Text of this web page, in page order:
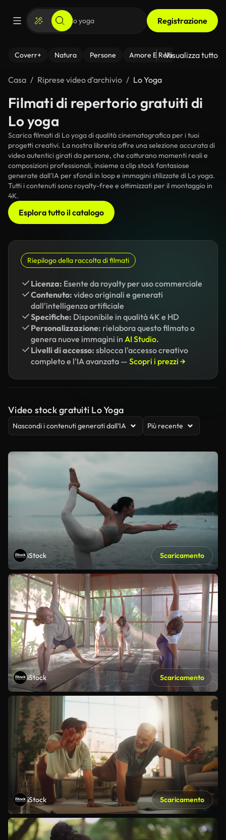
Registrazione
Coverr+ Natura Persone Amore E Relazioni Il
Visualizza tutto
Casa Riprese video d’archivio Lo Yoga
Filmati di repertorio gratuiti di
Lo yoga
Scarica filmati di Lo yoga di qualità cinematografica per i tuoi
progetti creativi. La nostra libreria offre una selezione accurata di
video autentici girati da persone, che catturano momenti reali e
composizioni professionali, insieme a clip stock fantasiose
generate dall'IA per sfondi in loop e immagini stilizzate di Lo yoga.
Tutti i contenuti sono royalty-free e ottimizzati per il montaggio in
4K.
Esplora tutto il catalogo
Riepilogo della raccolta di filmati
Licenza: Esente da royalty per uso commerciale
Contenuto: video originali e generati
dall'intelligenza artificiale
Specifiche: Disponibile in qualità 4K e HD
Personalizzazione: rielabora questo filmato o
genera nuove immagini in AI Studio.
Livelli di accesso: sblocca l'accesso creativo
completo e l'IA avanzata — Scopri i prezzi →
Video stock gratuiti Lo Yoga
Nascondi i contenuti generati dall’IA Più recente
iStock Scaricamento
iStock Scaricamento
iStock Scaricamento